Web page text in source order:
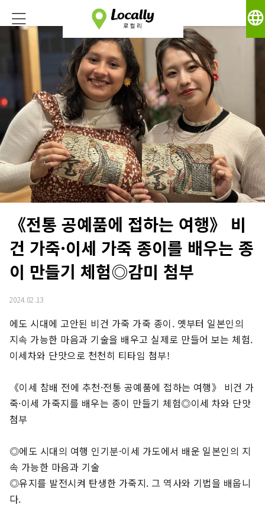
language
《전통 공예품에 접하는 여행》 비
건 가죽·이세 가죽 종이를 배우는 종
이 만들기 체험◎감미 첨부
2024.02.13
에도 시대에 고안된 비건 가죽 가죽 종이. 옛부터 일본인의
지속 가능한 마음과 기술을 배우고 실제로 만들어 보는 체험.
이세차와 단맛으로 천천히 티타임 첨부!
《이세 참배 전에 추천·전통 공예품에 접하는 여행》 비건 가
죽·이세 가죽지를 배우는 종이 만들기 체험◎이세 차와 단맛
첨부
◎에도 시대의 여행 인기분·이세 가도에서 배운 일본인의 지
속 가능한 마음과 기술
◎유지를 발전시켜 탄생한 가죽지. 그 역사와 기법을 배웁니
다.